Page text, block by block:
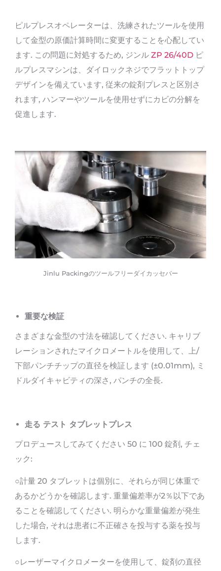
ピルプレスオペレーターは、洗練されたツールを使用
して金型の原価計算時間に変更することを心配してい
ます. この問題に対処するため, ジンル ZP 26/40D ピ
ルプレスマシンは、ダイロックネジでフラットトップ
デザインを備えています, 従来の錠剤プレスと区別さ
れます, ハンマーやツールを使用せずにカビの分解を
促進します.
Jinlu Packingのツールフリーダイカッセバー
重要な検証
さまざまな金型の寸法を確認してください. キャリブ
レーションされたマイクロメートルを使用して、上/
下部パンチチップの直径を検証します (±0.01mm), ミ
ドルダイキャビティの深さ, パンチの全長.
走る テスト タブレットプレス
プロデュースしてみてください 50 に 100 錠剤, チェ
ック:
○計量 20 タブレットは個別に、それらが同じ体重で
あるかどうかを確認します. 重量偏差率が2％以下であ
ることを確認してください. 明らかな重量偏差が発生
した場合, それは患者に不正確さを投与する薬を投与
します.
○レーザーマイクロメーターを使用して、錠剤の直径